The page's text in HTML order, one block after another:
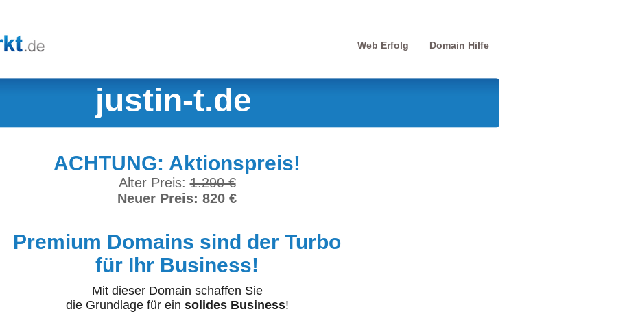
Web Erfolg Domain Hilfe
justin-t.de
ACHTUNG: Aktionspreis!
Alter Preis:1.290 €
Neuer Preis: 820 €
Premium Domains sind der Turbo
für Ihr Business!
Mit dieser Domain schaffen Sie
die Grundlage für ein solides Business!